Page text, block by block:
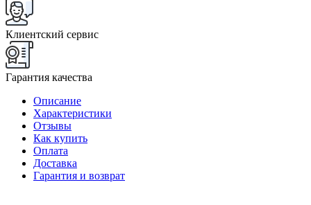
Клиентский сервис
Гарантия качества
Описание
Характеристики
Отзывы
Как купить
Оплата
Доставка
Гарантия и возврат